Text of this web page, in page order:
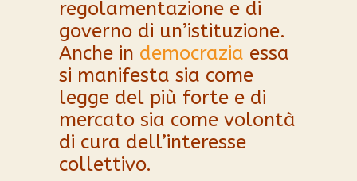
regolamentazione e di
governo di un’istituzione.
Anche in democrazia essa
si manifesta sia come
legge del più forte e di
mercato sia come volontà
di cura dell’interesse
collettivo.